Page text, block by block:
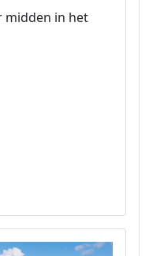
midden in het